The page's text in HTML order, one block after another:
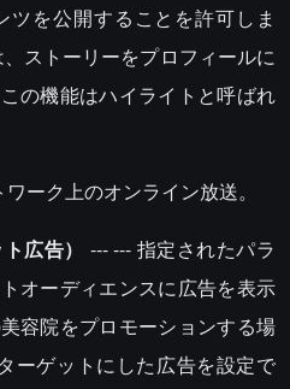
を公開することを許可しま
ストーリーをプロフィールに
の機能はハイライトと呼ばれ
ーク上のオンライン放送。
広告）
--- --- 指定されたパラ
オーディエンスに広告を表示
容院をプロモーションする場
ーゲットにした広告を設定で